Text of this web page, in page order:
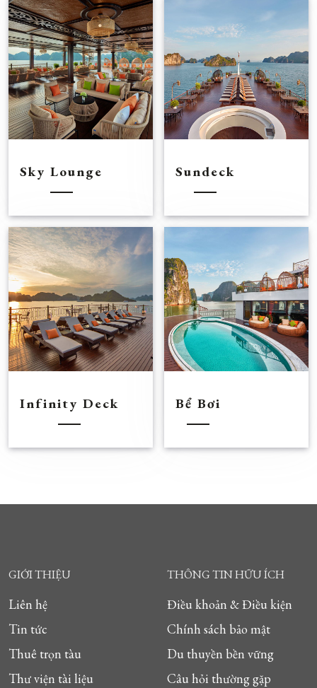
Sky Lounge Sundeck
Infinity Deck Bể Bơi
GIỚI THIỆU
Liên hệ
Tin tức
Thuê trọn tàu
Thư viện tài liệu
THÔNG TIN HỮU ÍCH
Điều khoản & Điều kiện
Chính sách bảo mật
Du thuyền bền vững
Câu hỏi thường gặp